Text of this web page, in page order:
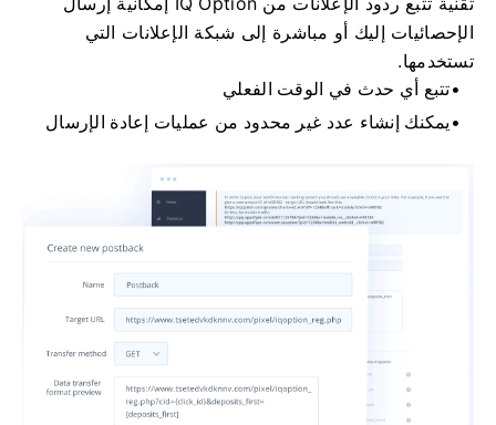
الإحصائيات إليك أو مباشرة إلى شبكة الإعلانات التي
تستخدمها.
تتبع أي حدث في الوقت الفعلي
يمكنك إنشاء عدد غير محدود من عمليات إعادة الإرسال